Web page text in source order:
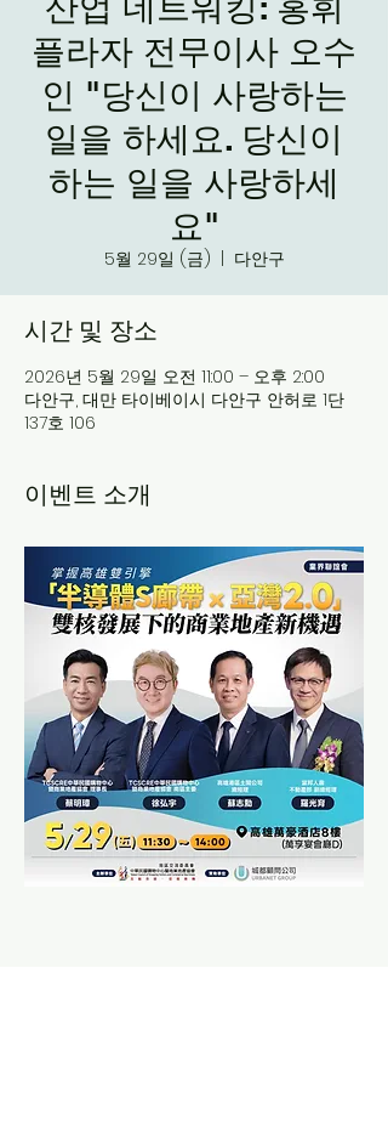
플라자 전무이사 오수
인 "당신이 사랑하는
일을 하세요. 당신이
하는 일을 사랑하세
요"
5월 29일 (금) 다안구
시간 및 장소
2026년 5월 29일 오전 11:00 – 오후 2:00
다안구, 대만 타이베이시 다안구 안허로 1단
137호 106
이벤트 소개